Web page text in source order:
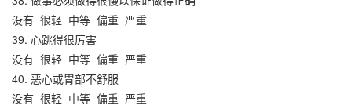
没有 很轻 中等 偏重 严重
39. 心跳得很厉害
没有 很轻 中等 偏重 严重
40. 恶心或胃部不舒服
没有 很轻 中等 偏重 严重